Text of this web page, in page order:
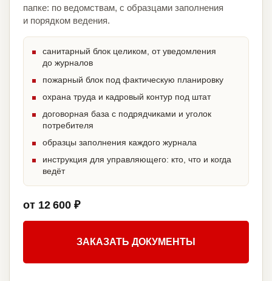
папке: по ведомствам, с образцами заполнения
и порядком ведения.
санитарный блок целиком, от уведомления
до журналов
пожарный блок под фактическую планировку
охрана труда и кадровый контур под штат
договорная база с подрядчиками и уголок
потребителя
образцы заполнения каждого журнала
инструкция для управляющего: кто, что и когда
ведёт
от 12 600 ₽
ЗАКАЗАТЬ ДОКУМЕНТЫ